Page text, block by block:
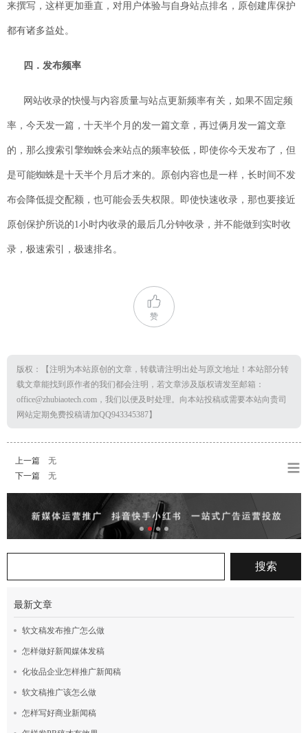
来撰写，这样更加垂直，对用户体验与自身站点排名，原创建库保护
都有诸多益处。
四．发布频率
网站收录的快慢与内容质量与站点更新频率有关，如果不固定频
率，今天发一篇，十天半个月的发一篇文章，再过俩月发一篇文章
的，那么搜索引擎蜘蛛会来站点的频率较低，即使你今天发布了，但
是可能蜘蛛是十天半个月后才来的。原创内容也是一样，长时间不发
布会降低提交配额，也可能会丢失权限。即使快速收录，那也要接近
原创保护所说的1小时内收录的最后几分钟收录，并不能做到实时收
录，极速索引，极速排名。
赞
版权：【注明为本站原创的文章，转载请注明出处与原文地址！本站部分转
载文章能找到原作者的我们都会注明，若文章涉及版权请发至邮箱：
office@zhubiaotech.com，我们以便及时处理。向本站投稿或需要本站向贵司
网站定期免费投稿请加QQ943345387】
上一篇
无
下一篇
无
最新文章
软文稿发布推广怎么做
怎样做好新闻媒体发稿
化妆品企业怎样推广新闻稿
软文稿推广该怎么做
怎样写好商业新闻稿